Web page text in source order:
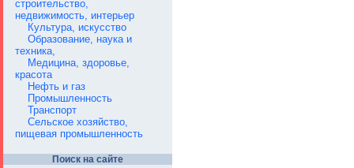
строительство,
недвижимость, интерьер
Культура, искусство
Образование, наука и
техника,
Медицина, здоровье,
красота
Нефть и газ
Промышленность
Транспорт
Сельское хозяйство,
пищевая промышленность
Поиск на сайте